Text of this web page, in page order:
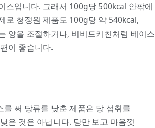
스입니다. 그래서 100g당 500kcal 안팎에
로 청정원 제품도 100g당 약 540kcal,
양을 조절하거나, 비비드키친처럼 베이스
이 좋습니다.
써 당류를 낮춘 제품은 당 섭취를
은 것은 아닙니다. 당만 보고 마음껏